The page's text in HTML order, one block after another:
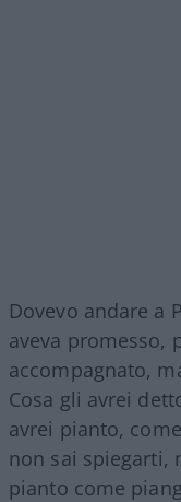
Dovevo andare a
aveva promesso,
accompagnato,
Cosa gli avrei
avrei pianto,
non sai spiegarti,
pianto come